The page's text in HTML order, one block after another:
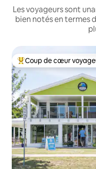
Les voyageurs sont
bien notés en termes
Coups de cœur
Coup de cœur